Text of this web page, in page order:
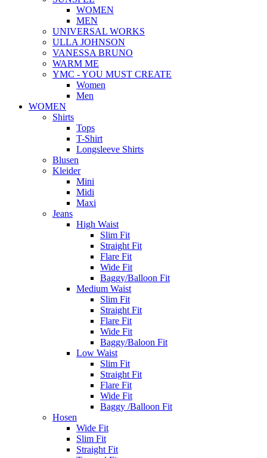
WOMEN
MEN
UNIVERSAL WORKS
ULLA JOHNSON
VANESSA BRUNO
WARM ME
YMC - YOU MUST CREATE
Women
Men
WOMEN
Shirts
Tops
T-Shirt
Longsleeve Shirts
Blusen
Kleider
Mini
Midi
Maxi
Jeans
High Waist
Slim Fit
Straight Fit
Flare Fit
Wide Fit
Baggy/Balloon Fit
Medium Waist
Slim Fit
Straight Fit
Flare Fit
Wide Fit
Baggy/Baloon Fit
Low Waist
Slim Fit
Straight Fit
Flare Fit
Wide Fit
Baggy /Balloon Fit
Hosen
Wide Fit
Slim Fit
Straight Fit